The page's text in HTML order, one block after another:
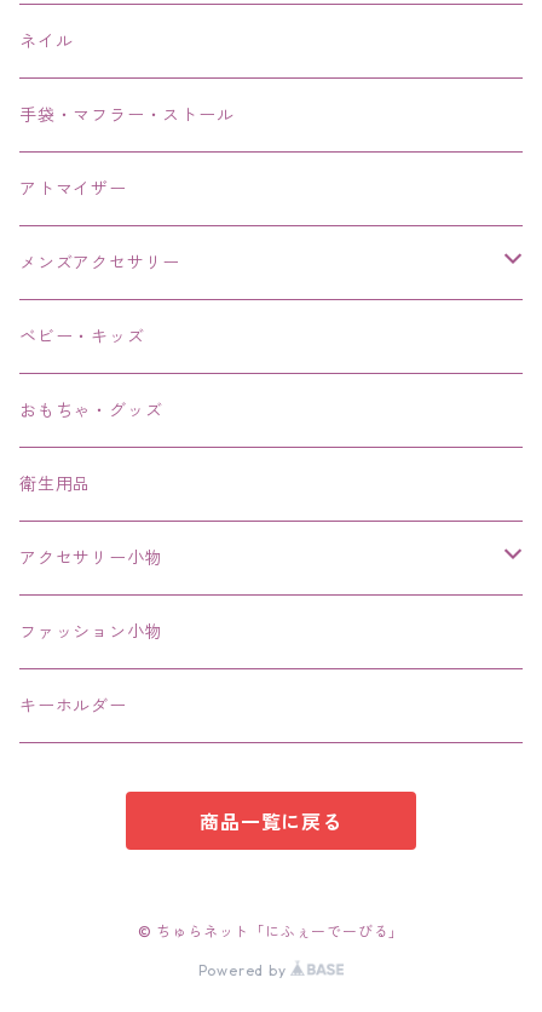
ネイル
手袋・マフラー・ストール
アトマイザー
メンズアクセサリー
リング、指輪
ブレスレット、バングル、ブレス、腕輪
ネックレス、チョーカー
その他
ベビー・キッズ
おもちゃ・グッズ
衛生用品
アクセサリー小物
エコバッグ コンビニ
ファッション小物
キーホルダー
商品一覧に戻る
© ちゅらネット「にふぇーでーびる」
Powered by